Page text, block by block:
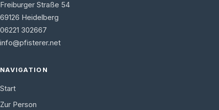
Freiburger Straße 54
69126 Heidelberg
06221 302667
info@pfisterer.net
NAVIGATION
Start
Zur Person